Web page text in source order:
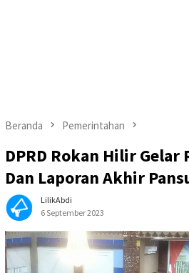
Beranda Pemerintahan
DPRD Rokan Hilir Gelar
Dan Laporan Akhir
LilikAbdi
6 September 2023